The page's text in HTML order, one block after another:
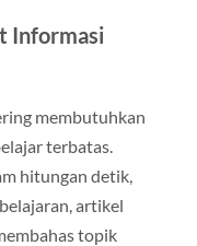
Informasi
membutuhkan
terbatas.
hitungan detik,
artikel
topik